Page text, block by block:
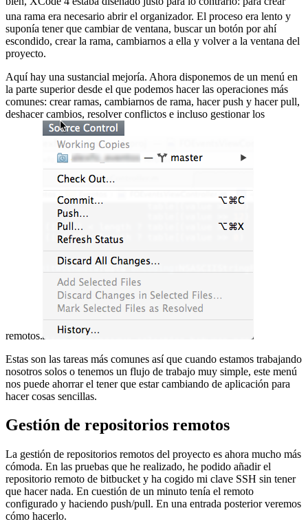
una rama era necesario abrir el organizador. El proceso era lento y
suponía tener que cambiar de ventana, buscar un botón por ahí
escondido, crear la rama, cambiarnos a ella y volver a la ventana del
proyecto.
Aquí hay una sustancial mejoría. Ahora disponemos de un menú en
la parte superior desde el que podemos hacer las operaciones más
comunes: crear ramas, cambiarnos de rama, hacer push y hacer pull,
deshacer cambios, resolver conflictos e incluso gestionar los
remotos.
Estas son las tareas más comunes así que cuando estamos trabajando
nosotros solos o tenemos un flujo de trabajo muy simple, este menú
nos puede ahorrar el tener que estar cambiando de aplicación para
hacer cosas sencillas.
Gestión de repositorios remotos
La gestión de repositorios remotos del proyecto es ahora mucho más
cómoda. En las pruebas que he realizado, he podido añadir el
repositorio remoto de bitbucket y ha cogido mi clave SSH sin tener
que hacer nada. En cuestión de un minuto tenía el remoto
configurado y haciendo push/pull. En una entrada posterior veremos
cómo hacerlo.